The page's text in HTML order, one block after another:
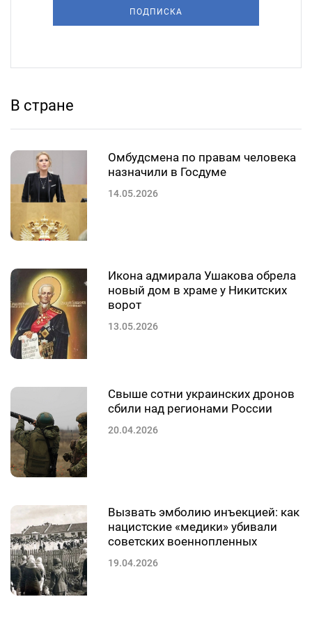
ПОДПИСКА
В стране
Омбудсмена по правам человека
назначили в Госдуме
14.05.2026
Икона адмирала Ушакова обрела
новый дом в храме у Никитских
ворот
13.05.2026
Свыше сотни украинских дронов
сбили над регионами России
20.04.2026
Вызвать эмболию инъекцией: как
нацистские «медики» убивали
советских военнопленных
19.04.2026